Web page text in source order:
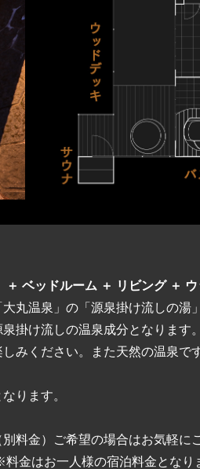
ベッドルーム ＋ リビング ＋
丸温泉」の「源泉掛け流しの湯
掛け流しの温泉成分となります
みください。また天然の温泉で
ります。
料金）ご希望の場合はお気軽に
金はお一人様の宿泊料金となり